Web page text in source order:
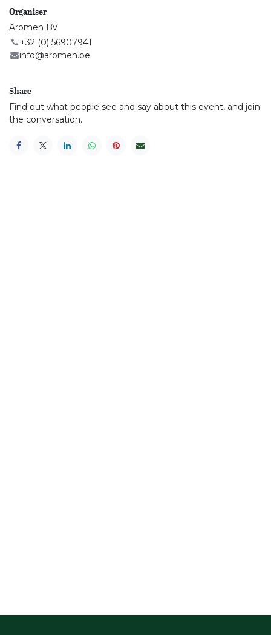
Organiser
Aromen BV
+32 (0) 56907941
info@aromen.be
Share
Find out what people see and say about this event, and join
the conversation.